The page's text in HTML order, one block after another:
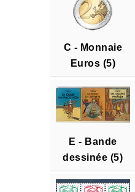
C - Monnaie
Euros (5)
E - Bande
dessinée (5)